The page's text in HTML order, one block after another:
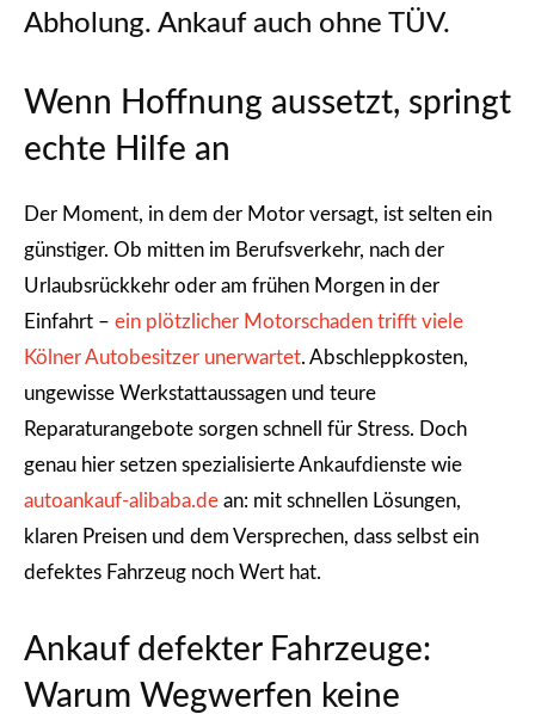
Abholung. Ankauf auch ohne TÜV.
Wenn Hoffnung aussetzt, springt
echte Hilfe an
Der Moment, in dem der Motor versagt, ist selten ein
günstiger. Ob mitten im Berufsverkehr, nach der
Urlaubsrückkehr oder am frühen Morgen in der
Einfahrt – ein plötzlicher Motorschaden trifft viele
Kölner Autobesitzer unerwartet. Abschleppkosten,
ungewisse Werkstattaussagen und teure
Reparaturangebote sorgen schnell für Stress. Doch
genau hier setzen spezialisierte Ankaufdienste wie
autoankauf-alibaba.de an: mit schnellen Lösungen,
klaren Preisen und dem Versprechen, dass selbst ein
defektes Fahrzeug noch Wert hat.
Ankauf defekter Fahrzeuge:
Warum Wegwerfen keine